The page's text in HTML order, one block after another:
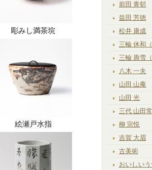
彫みし満茶垸
絵瀬戸水指
前田 青邨
益田 芳徳
松井 康成
三輪 休和
三輪 壽雪
八木 一夫
山田 山庵
山田 光
三代 山田
柳 宗悦
吉賀 大眉
古美術
おいしい